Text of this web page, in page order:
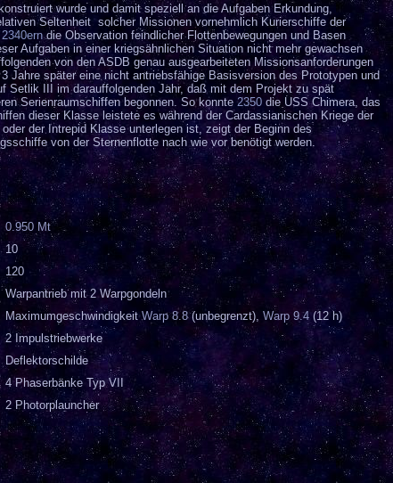
wurde und damit speziell an die Aufgaben Erkundung,
Seltenheit solcher Missionen vornehmlich Kurierschiffe der
2340erndie Observation feindlicher Flottenbewegungen und Basen
Aufgaben in einer kriegsähnlichen Situation nicht mehr gewachsen
von den ASDB genau ausgearbeiteten Missionsanforderungen
später eine nicht antriebsfähige Basisversion des Prototypen und
Setlik III im darauffolgenden Jahr, daß mit dem Projekt zu spät
Serienraumschiffen begonnen. So konnte 2350 die USS Chimera, das
dieser Klasse leistete es während der Cardassianischen Kriege der
der Intrepid Klasse unterlegen ist, zeigt der Beginn des
von der Sternenflotte nach wie vor benötigt werden.
0.950 Mt
10
120
Warpantrieb mit 2 Warpgondeln
MaximumgeschwindigkeitWarp 8.8(unbegrenzt), Warp 9.4 (12 h)
2 Impulstriebwerke
Deflektorschilde
4 Phaserbänke Typ VII
2 Photorplauncher